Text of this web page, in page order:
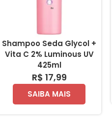
Shampoo Seda Glycol +
Vita C 2% Luminous UV
425ml
R$ 17,99
SAIBA MAIS